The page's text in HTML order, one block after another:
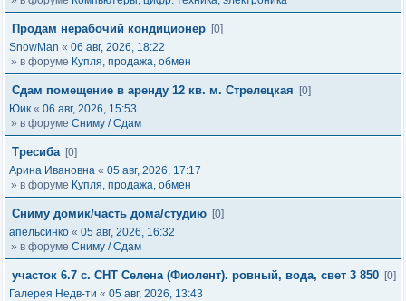
Продам нерабочий кондиционер [0]
SnowMan « 06 авг, 2026, 18:22
» в форуме Купля, продажа, обмен
Сдам помещение в аренду 12 кв. м. Стрелецкая
[0]
Юик « 06 авг, 2026, 15:53
» в форуме Сниму / Сдам
Тресиба [0]
Арина Ивановна « 05 авг, 2026, 17:17
» в форуме Купля, продажа, обмен
Сниму домик/часть дома/студию [0]
апельсинко « 05 авг, 2026, 16:32
» в форуме Сниму / Сдам
участок 6.7 с. СНТ Селена (Фиолент). ровный, вода, свет 3 850 [0]
Галерея Недв-ти « 05 авг, 2026, 13:43